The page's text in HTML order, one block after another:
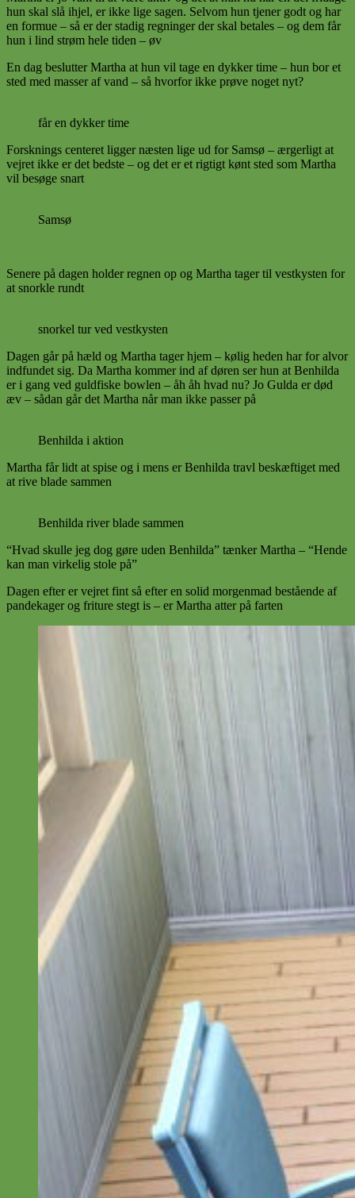
hun skal slå ihjel, er ikke lige sagen. Selvom hun tjener godt og har
en formue – så er der stadig regninger der skal betales – og dem får
hun i lind strøm hele tiden – øv
En dag beslutter Martha at hun vil tage en dykker time – hun bor et
sted med masser af vand – så hvorfor ikke prøve noget nyt?
får en dykker time
Forsknings centeret ligger næsten lige ud for Samsø – ærgerligt at
vejret ikke er det bedste – og det er et rigtigt kønt sted som Martha
vil besøge snart
Samsø
Senere på dagen holder regnen op og Martha tager til vestkysten for
at snorkle rundt
snorkel tur ved vestkysten
Dagen går på hæld og Martha tager hjem – kølig heden har for alvor
indfundet sig. Da Martha kommer ind af døren ser hun at Benhilda
er i gang ved guldfiske bowlen – åh åh hvad nu? Jo Gulda er død
æv – sådan går det Martha når man ikke passer på
Benhilda i aktion
Martha får lidt at spise og i mens er Benhilda travl beskæftiget med
at rive blade sammen
Benhilda river blade sammen
“Hvad skulle jeg dog gøre uden Benhilda” tænker Martha – “Hende
kan man virkelig stole på”
Dagen efter er vejret fint så efter en solid morgenmad bestående af
pandekager og friture stegt is – er Martha atter på farten